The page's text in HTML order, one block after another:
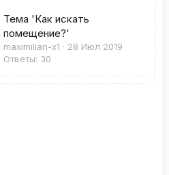
Тема 'Как искать
помещение?'
maximilian-x1
28 Июл 2019
Ответы: 30